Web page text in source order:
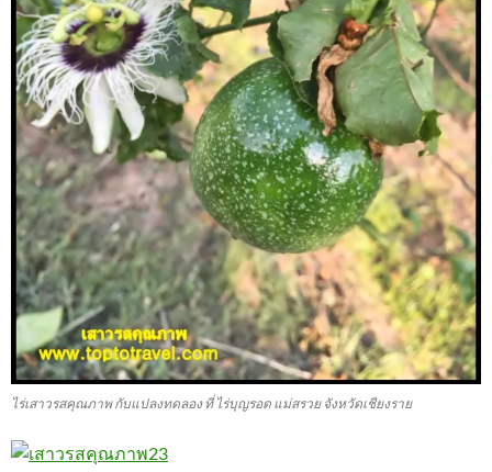
ไร่เสาวรสคุณภาพ กับแปลงทดลอง ที่ ไร่บุญรอด แม่สรวย จังหวัดเชียงราย